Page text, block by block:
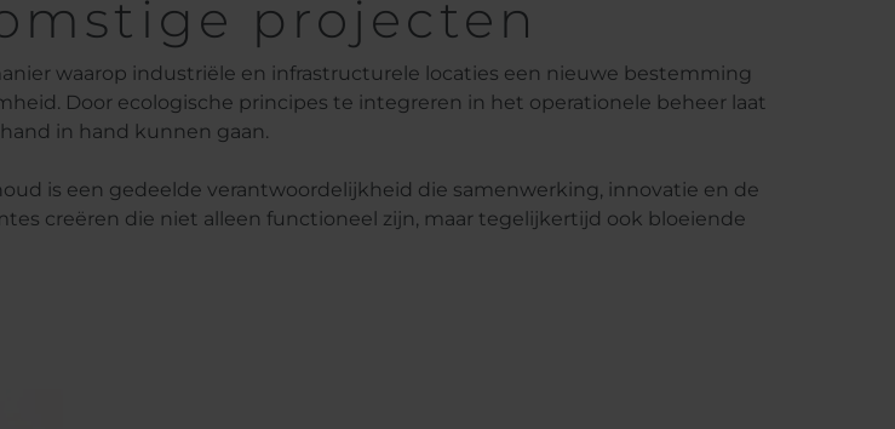
projecten
waarop industriële en infrastructurele locaties een nieuwe bestemming
Door ecologische principes te integreren in het operationele beheer laat
in hand kunnen gaan.
is een gedeelde verantwoordelijkheid die samenwerking, innovatie en de
creëren die niet alleen functioneel zijn, maar tegelijkertijd ook bloeiende